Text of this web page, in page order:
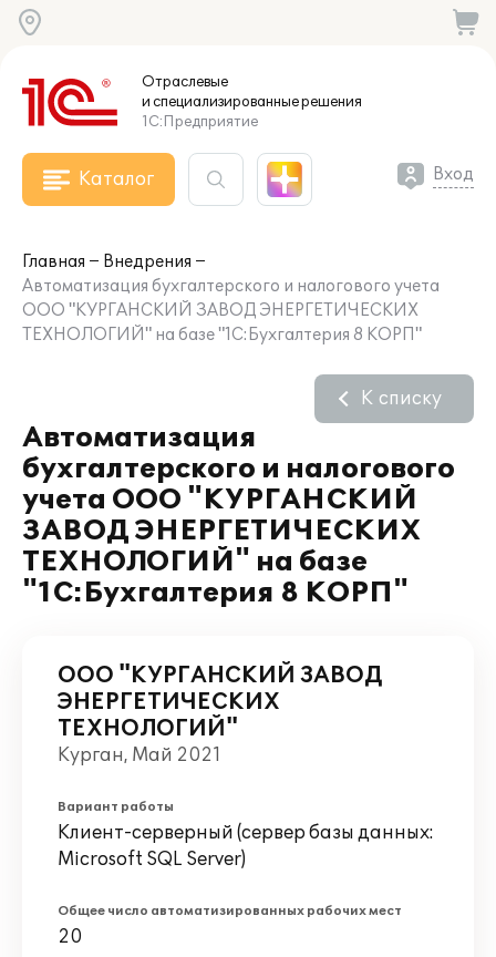
Отраслевые
и специализированныерешения
1С:Предприятие
Каталог Вход
Главная
Внедрения
Автоматизация бухгалтерского и налогового учета
ООО "КУРГАНСКИЙ ЗАВОД ЭНЕРГЕТИЧЕСКИХ
ТЕХНОЛОГИЙ" на базе "1С:Бухгалтерия 8 КОРП"
Автоматизация
бухгалтерского и налогового
учета ООО "КУРГАНСКИЙ
ЗАВОД ЭНЕРГЕТИЧЕСКИХ
ТЕХНОЛОГИЙ" на базе
"1С:Бухгалтерия 8 КОРП"
К списку
ООО "КУРГАНСКИЙ ЗАВОД
ЭНЕРГЕТИЧЕСКИХ
ТЕХНОЛОГИЙ"
Курган, Май 2021
Вариант работы
Клиент-серверный (сервер базы данных:
Microsoft SQL Server)
Общее число автоматизированных рабочих мест
20